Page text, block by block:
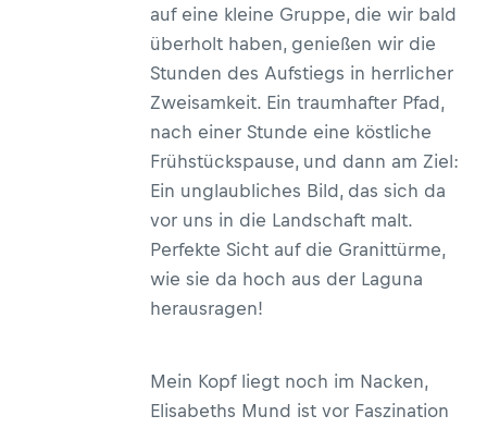
auf eine kleine Gruppe, die wir bald
überholt haben, genießen wir die
Stunden des Aufstiegs in herrlicher
Zweisamkeit. Ein traumhafter Pfad,
nach einer Stunde eine köstliche
Frühstückspause, und dann am Ziel:
Ein unglaubliches Bild, das sich da
vor uns in die Landschaft malt.
Perfekte Sicht auf die Granittürme,
wie sie da hoch aus der Laguna
herausragen!
Mein Kopf liegt noch im Nacken,
Elisabeths Mund ist vor Faszination